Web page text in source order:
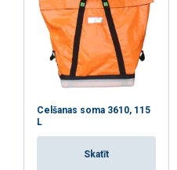
Celšanas soma 3610, 115
L
Skatīt